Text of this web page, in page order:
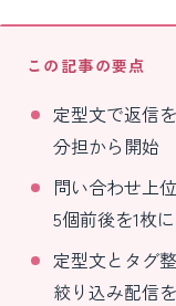
この記事の要点
定型文で返信
分担から開始
問い合わせ上
5個前後を1枚
定型文とタグ
絞り込み配信